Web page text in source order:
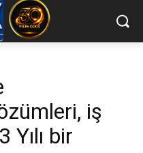
iş
Yılı bir